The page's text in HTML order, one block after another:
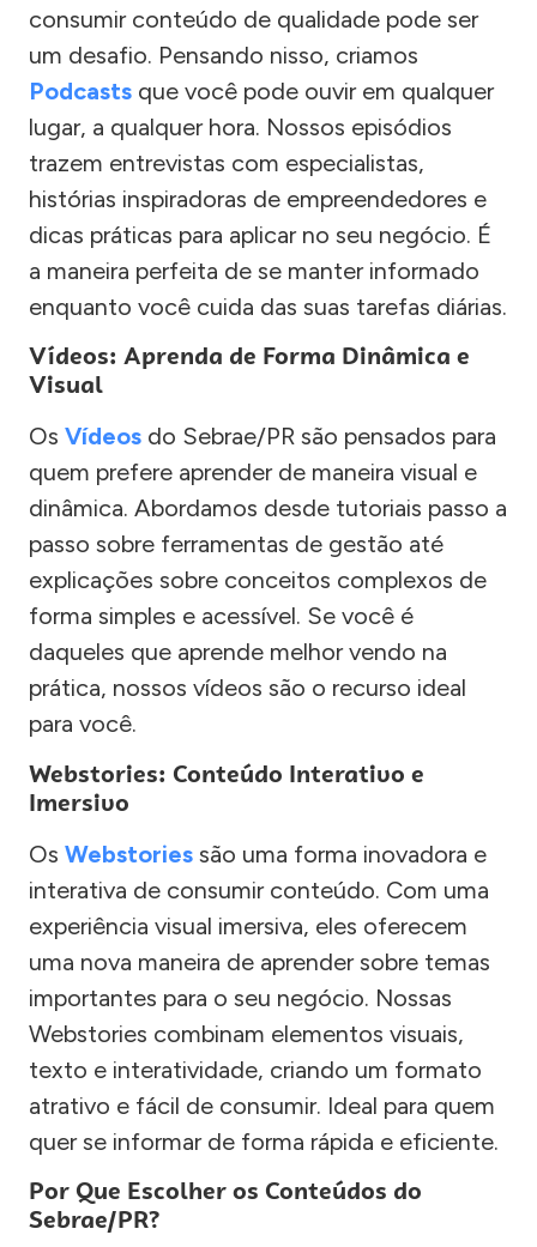
consumir conteúdo de qualidade pode ser
um desafio. Pensando nisso, criamos
Podcasts que você pode ouvir em qualquer
lugar, a qualquer hora. Nossos episódios
trazem entrevistas com especialistas,
histórias inspiradoras de empreendedores e
dicas práticas para aplicar no seu negócio. É
a maneira perfeita de se manter informado
enquanto você cuida das suas tarefas diárias.
Vídeos: Aprenda de Forma Dinâmica e
Visual
Os Vídeos do Sebrae/PR são pensados para
quem prefere aprender de maneira visual e
dinâmica. Abordamos desde tutoriais passo a
passo sobre ferramentas de gestão até
explicações sobre conceitos complexos de
forma simples e acessível. Se você é
daqueles que aprende melhor vendo na
prática, nossos vídeos são o recurso ideal
para você.
Webstories: Conteúdo Interativo e
Imersivo
Os Webstories são uma forma inovadora e
interativa de consumir conteúdo. Com uma
experiência visual imersiva, eles oferecem
uma nova maneira de aprender sobre temas
importantes para o seu negócio. Nossas
Webstories combinam elementos visuais,
texto e interatividade, criando um formato
atrativo e fácil de consumir. Ideal para quem
quer se informar de forma rápida e eficiente.
Por Que Escolher os Conteúdos do
Sebrae/PR?